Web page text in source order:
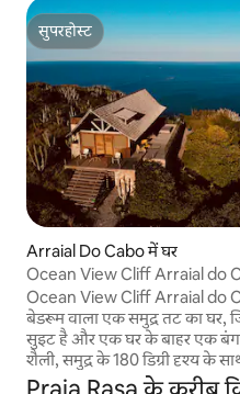
सुपरहोस्ट
सुपरहोस्ट
Arraial Do Cabo में घर
Ocean View Cliff Arraial do
Ocean View Cliff Arraial do
बेडरूम वाला एक समुद्र तट का घर,
सुइट है और एक घर के बाहर एक
शैली, समुद्र के 180 डिग्री दृश्य के
डु सोल स्टेट पार्क के अंदर एक चोटी